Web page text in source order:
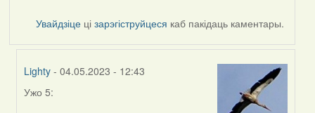
Увайдзіце цізарэгіструйцеся каб пакідаць каментары.
Lighty - 04.05.2023 - 12:43
In
Ужо 5: